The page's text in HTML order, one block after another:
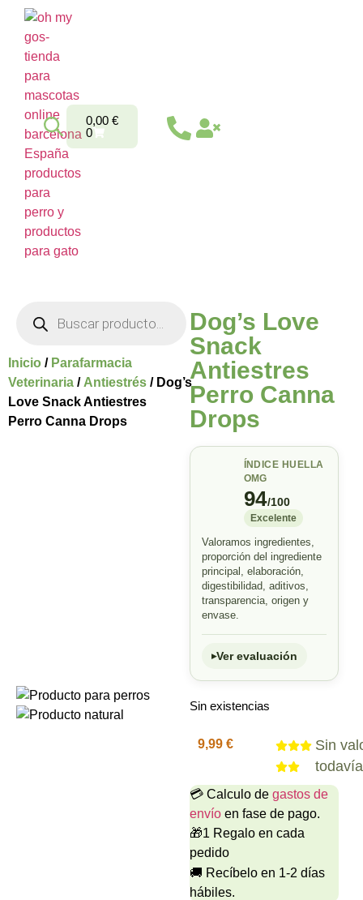
0,00 €
0
Inicio / Parafarmacia
Veterinaria / Antiestrés / Dog’s
Love Snack Antiestres
Perro Canna Drops
Dog’s Love
Snack
Antiestres
Perro Canna
Drops
ÍNDICE HUELLA
OMG
94/100
Excelente
Valoramos ingredientes,
proporción del ingrediente
principal, elaboración,
digestibilidad, aditivos,
transparencia, origen y
envase.
Ver evaluación
Sin existencias
9,99 €
Sin
todavía
💳 Calculo de gastos de
envíoen fase de pago.
🎁1 Regalo en cada
pedido
🚚 Recíbelo en 1-2 días
hábiles.